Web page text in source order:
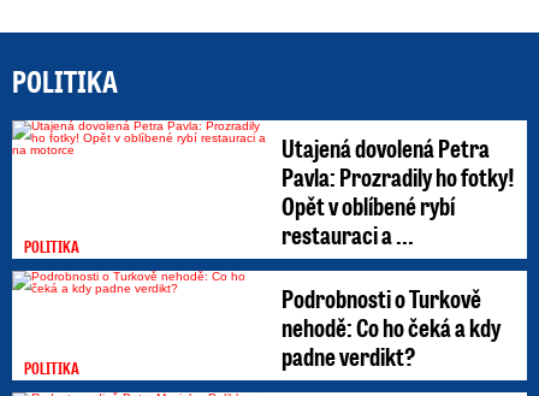
POLITIKA
POLITIKA
Utajená dovolená Petra
Pavla: Prozradily ho fotky!
Opět v oblíbené rybí
restauraci a ...
POLITIKA
Podrobnosti o Turkově
nehodě: Co ho čeká a kdy
padne verdikt?